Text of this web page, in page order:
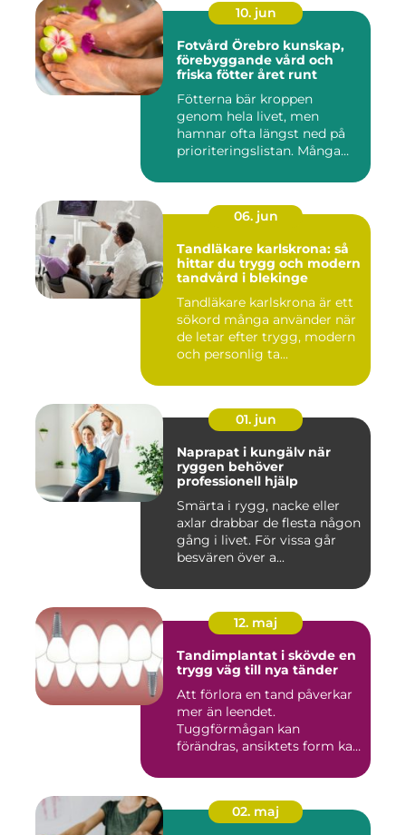
10. jun
Fotvård Örebro kunskap,
förebyggande vård och
friska fötter året runt
Fötterna bär kroppen
genom hela livet, men
hamnar ofta längst ned på
prioriteringslistan. Många
06. jun
Tandläkare karlskrona: så
hittar du trygg och modern
tandvård i blekinge
Tandläkare karlskrona är ett
sökord många använder när
de letar efter trygg, modern
och personlig ta...
01. jun
Naprapat i kungälv när
ryggen behöver
professionell hjälp
Smärta i rygg, nacke eller
axlar drabbar de flesta någon
gång i livet. För vissa går
besvären över a...
12. maj
Tandimplantat i skövde en
trygg väg till nya tänder
Att förlora en tand påverkar
mer än leendet.
Tuggförmågan kan
förändras, ansiktets form kan
02. maj